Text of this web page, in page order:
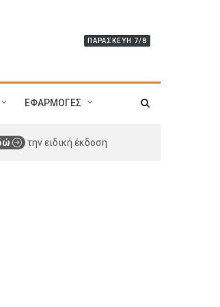
ΠΑΡΑΣΚΕΥΉ 7/8
ΕΦΑΡΜΟΓΕΣ
την ειδική έκδοση